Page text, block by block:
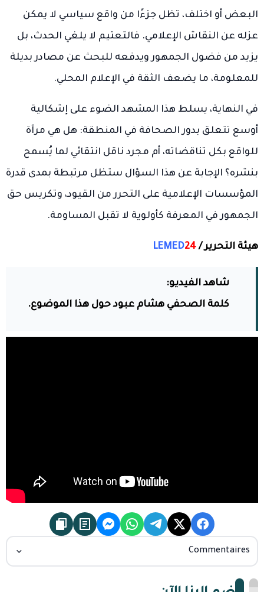
البعض أو اختلف، تظل جزءًا من واقع سياسي لا يمكن
عزله عن النقاش الإعلامي. فالتعتيم لا يلغي الحدث، بل
يزيد من فضول الجمهور ويدفعه للبحث عن مصادر بديلة
للمعلومة، ما يضعف الثقة في الإعلام المحلي.
في النهاية، يسلط هذا المشهد الضوء على إشكالية
أوسع تتعلق بدور الصحافة في المنطقة: هل هي مرآة
للواقع بكل تناقضاته، أم مجرد ناقل انتقائي لما يُسمح
بنشره؟ الإجابة عن هذا السؤال ستظل مرتبطة بمدى قدرة
المؤسسات الإعلامية على التحرر من القيود، وتكريس حق
الجمهور في المعرفة كأولوية لا تقبل المساومة.
هيئة التحرير / LEMED24
شاهد الفيديو:
كلمة الصحفي هشام عبود حول هذا الموضوع.
Commentaires